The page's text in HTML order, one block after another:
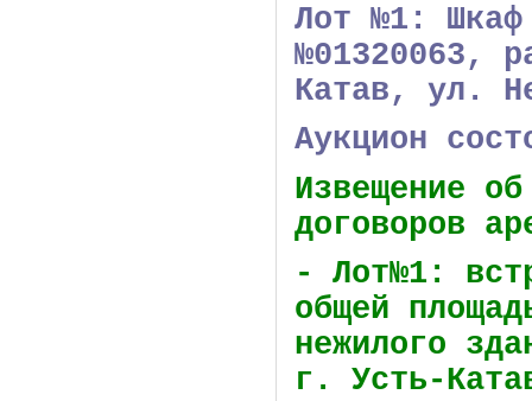
Лот №1: Шкаф
№01320063,
Катав, ул.
Аукцион
Извещение
договоров
- Лот№1:
общей
нежилого
г. Усть-